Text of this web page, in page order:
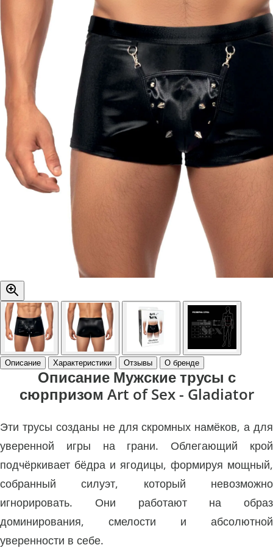
Описание Характеристики Отзывы О бренде
Описание Мужские трусы с
сюрпризом Art of Sex - Gladiator
Эти трусы созданы не для скромных намёков, а для
уверенной игры на грани. Облегающий крой
подчёркивает бёдра и ягодицы, формируя мощный,
собранный силуэт, который невозможно
игнорировать. Они работают на образ
доминирования, смелости и абсолютной
уверенности в себе.